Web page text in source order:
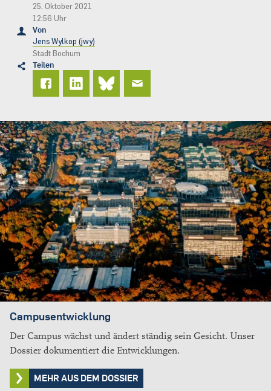
25. Oktober 2021
12:56 Uhr
Von
Jens Wylkop (jwy)
Stadt Bochum
Teilen
Campusentwicklung
Der Campus wächst und ändert ständig sein Gesicht. Unser
Dossier dokumentiert die Entwicklungen.
MEHR AUS DEM DOSSIER